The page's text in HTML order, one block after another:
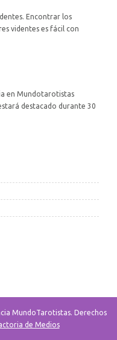
Encontrar los
videntes es fácil con
en Mundotarotistas
destacado durante 30
MundoTarotistas. Derechos
de Medios